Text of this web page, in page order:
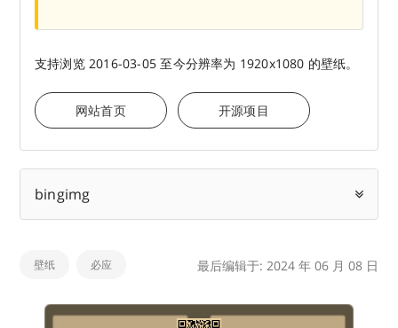
支持浏览 2016-03-05 至今分辨率为 1920x1080 的壁纸。
网站首页 开源项目
bingimg
壁纸 必应 最后编辑于: 2024 年 06 月 08 日